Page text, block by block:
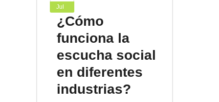
Jul
¿Cómo
funciona la
escucha social
en diferentes
industrias?